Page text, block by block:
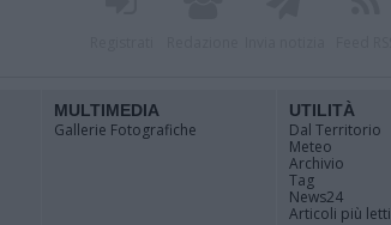
MULTIMEDIA
Gallerie Fotografiche
UTILITÀ
Dal Territorio
Meteo
Archivio
Tag
News24
Articoli più letti